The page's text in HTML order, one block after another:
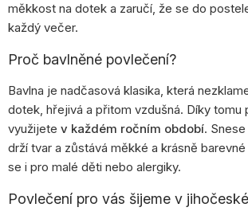
měkkost na dotek a zaručí, že se do
každý večer.
Proč bavlněné povlečení?
Bavlna je nadčasová klasika, která
dotek, hřejivá a přitom vzdušná. Díky tomu
využijete v každém ročním období.
drží tvar a zůstává měkké a krásně
se i pro malé děti nebo alergiky.
Povlečení pro vás šijeme v